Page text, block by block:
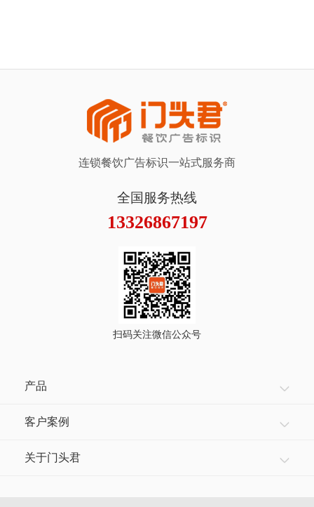
连锁餐饮广告标识一站式服务商
全国服务热线
13326867197
扫码关注微信公众号
产品
客户案例
关于门头君